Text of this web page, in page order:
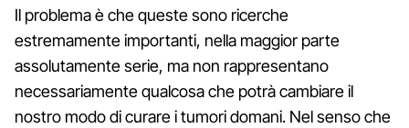
Il problema è che queste sono ricerche
estremamente importanti, nella maggior parte
assolutamente serie, ma non rappresentano
necessariamente qualcosa che potrà cambiare il
nostro modo di curare i tumori domani. Nel senso che